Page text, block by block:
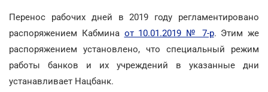
Перенос рабочих дней в 2019 году регламентировано
распоряжением Кабмина от 10.01.2019 № 7-р. Этим же
распоряжением установлено, что специальный режим
работы банков и их учреждений в указанные дни
устанавливает Нацбанк.